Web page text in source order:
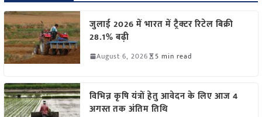
जुलाई 2026 में भारत में ट्रैक्टर रिटेल बिक्री
28.1% बढ़ी
August 6, 2026 5 min read
विभिन्न कृषि यंत्रों हेतु आवेदन के लिए आज 4
अगस्त तक अंतिम तिथि